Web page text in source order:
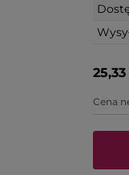
25,33
Cena